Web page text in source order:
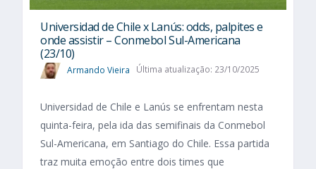
Universidad de Chile x Lanús: odds, palpites e
onde assistir – Conmebol Sul-Americana
(23/10)
Armando Vieira Última atualização: 23/10/2025
Universidad de Chile e Lanús se enfrentam nesta
quinta-feira, pela ida das semifinais da Conmebol
Sul-Americana, em Santiago do Chile. Essa partida
traz muita emoção entre dois times que